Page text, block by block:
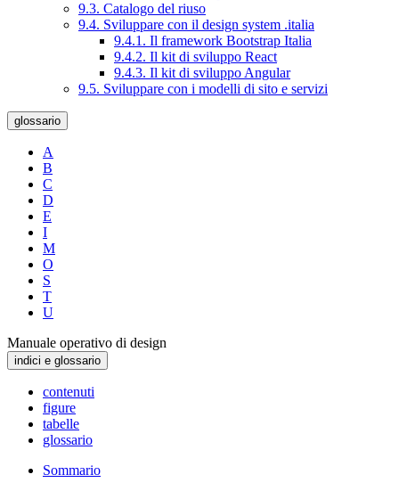
9.3. Catalogo del riuso
9.4. Sviluppare con il design system .italia
9.4.1. Il framework Bootstrap Italia
9.4.2. Il kit di sviluppo React
9.4.3. Il kit di sviluppo Angular
9.5. Sviluppare con i modelli di sito e servizi
glossario
A
B
C
D
E
I
M
O
S
T
U
Manuale operativo di design
indici e glossario
contenuti
figure
tabelle
glossario
Sommario